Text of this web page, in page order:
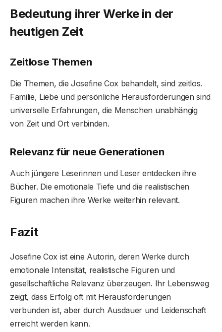
Bedeutung ihrer Werke in der
heutigen Zeit
Zeitlose Themen
Die Themen, die Josefine Cox behandelt, sind zeitlos.
Familie, Liebe und persönliche Herausforderungen sind
universelle Erfahrungen, die Menschen unabhängig
von Zeit und Ort verbinden.
Relevanz für neue Generationen
Auch jüngere Leserinnen und Leser entdecken ihre
Bücher. Die emotionale Tiefe und die realistischen
Figuren machen ihre Werke weiterhin relevant.
Fazit
Josefine Cox ist eine Autorin, deren Werke durch
emotionale Intensität, realistische Figuren und
gesellschaftliche Relevanz überzeugen. Ihr Lebensweg
zeigt, dass Erfolg oft mit Herausforderungen
verbunden ist, aber durch Ausdauer und Leidenschaft
erreicht werden kann.